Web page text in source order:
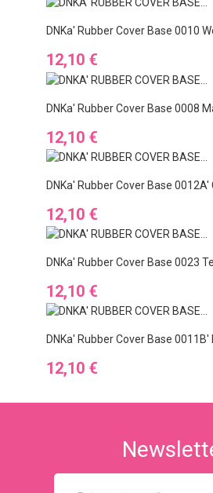
DNKa' Rubber Cover Base 0010
Preis
12,10 €
DNKa' Rubber Cover Base 0008
Preis
12,10 €
DNKa' Rubber Cover Base
Preis
12,10 €
DNKa' Rubber Cover Base 0023
Preis
12,10 €
DNKa' Rubber Cover Base
Preis
12,10 €